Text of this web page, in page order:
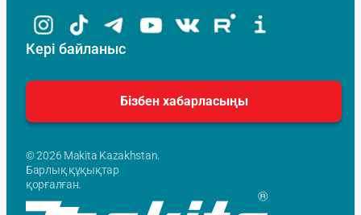
Кері байланыс
Бізбен хабарласыңы
© 2026 Makita Kazakhstan.
Барлық құқықтар
қорғалған.